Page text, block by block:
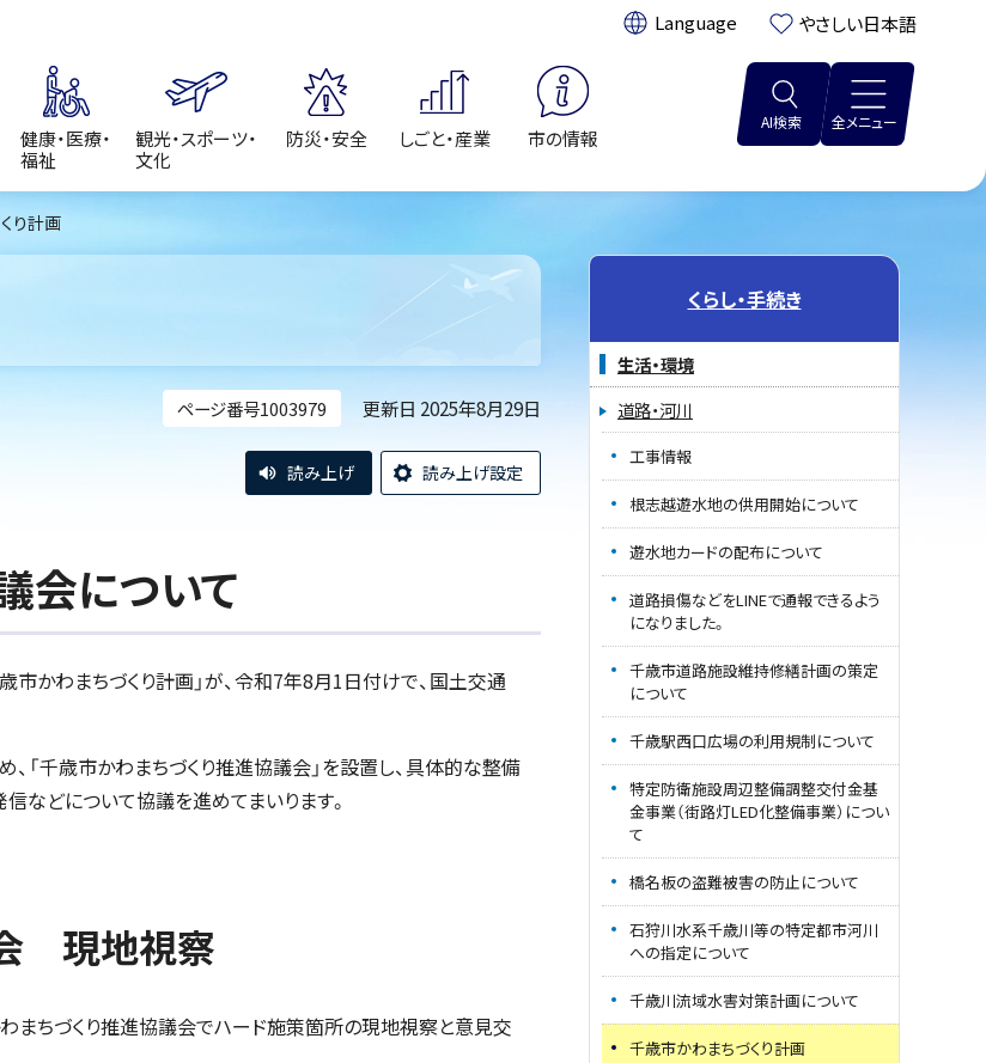
翻訳: やさしい日本語
健康・医療・
福祉
観光・スポーツ・
文化
防災・安全 しごと・産業 市の情報
AI検索 全メニュー
り計画
ページ番号1003979 更新日 2025年8月29日
読み上げ 読み上げ設定
会について
かわまちづくり計画」が、令和7年8月1日付けで、国土交通
「千歳市かわまちづくり推進協議会」を設置し、具体的な整備
などについて協議を進めてまいります。
現地視察
まちづくり推進協議会でハード施策箇所の現地視察と意見交
くらし・手続き
生活・環境
道路・河川
工事情報
根志越遊水地の供用開始について
遊水地カードの配布について
道路損傷などをLINEで通報できるよう
になりました。
千歳市道路施設維持修繕計画の策定
について
千歳駅西口広場の利用規制について
特定防衛施設周辺整備調整交付金基
金事業（街路灯LED化整備事業）につい
て
橋名板の盗難被害の防止について
石狩川水系千歳川等の特定都市河川
への指定について
千歳川流域水害対策計画について
千歳市かわまちづくり計画